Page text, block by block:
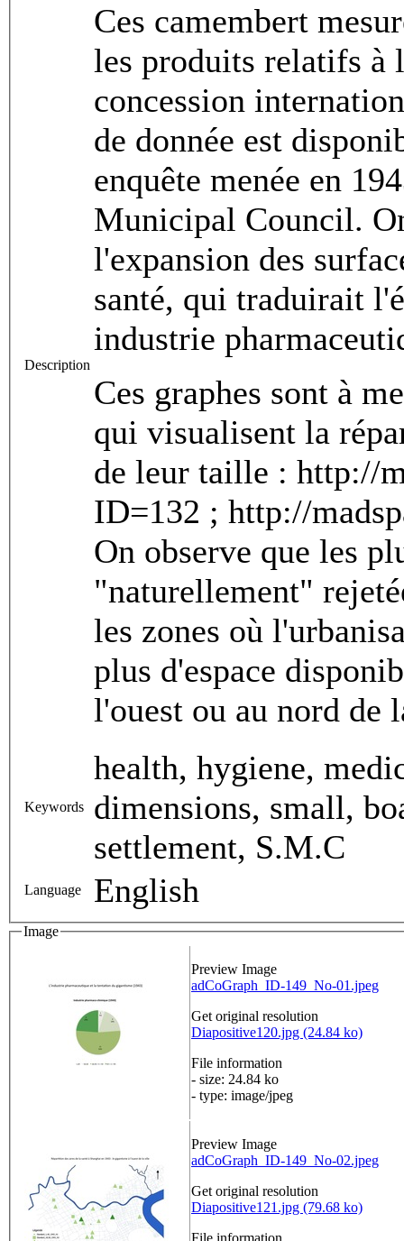
Description
Ces camembert
les produits relatifs à
concession
de donnée est
enquête menée en
Municipal Council.
l'expansion des
santé, qui traduirait
industrie
Ces graphes sont à
qui visualisent la
de leur taille : http://
ID=132 ; http://
On observe que les
"naturellement"
les zones où
plus d'espace
l'ouest ou au nord de
Keywords
health, hygiene,
dimensions, small,
settlement, S.M.C
Language English
Image
Preview Image
adCoGraph_ID-149_No-01.jpeg
Get original resolution
Diapositive120.jpg (24.84 ko)
File information
- size: 24.84 ko
- type: image/jpeg
Preview Image
adCoGraph_ID-149_No-02.jpeg
Get original resolution
Diapositive121.jpg (79.68 ko)